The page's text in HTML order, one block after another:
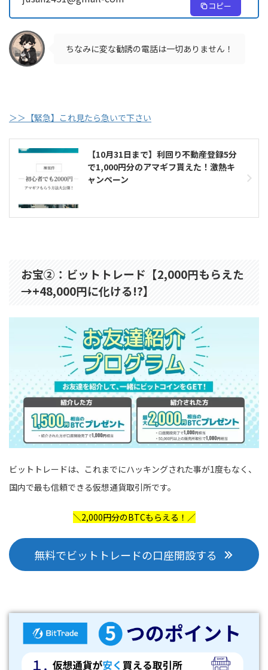
コピー
ちなみに変な勧誘の電話は一切ありません！
＞＞【緊急】これ見たら急いで下さい
【10月31日まで】利回り不動産登録5分
で1,000円分のアマギフ貰えた！激熱キ
ャンペーン
お宝②：ビットトレード【2,000円もらえた
→+48,000円に化ける!?】
ビットトレードは、これまでにハッキングされた事が1度もなく、
国内で最も信頼できる仮想通貨取引所です。
＼2,000円分のBTCもらえる！／
無料でビットトレードの口座開設する